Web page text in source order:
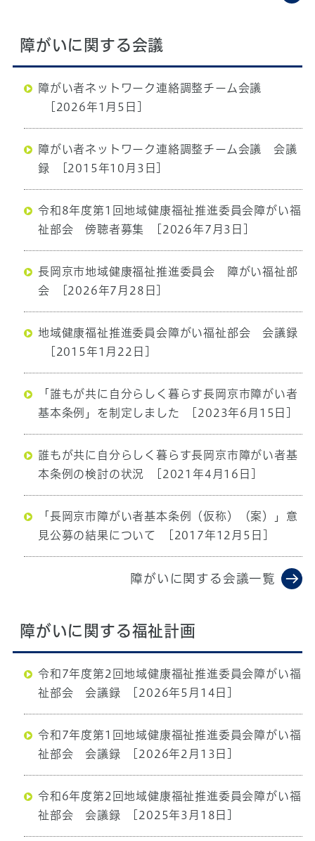
障がいに関する会議
障がい者ネットワーク連絡調整チーム会議
[2026年1月5日]
障がい者ネットワーク連絡調整チーム会議 会議
録
[2015年10月3日]
令和8年度第1回地域健康福祉推進委員会障がい福
祉部会 傍聴者募集
[2026年7月3日]
長岡京市地域健康福祉推進委員会 障がい福祉部
会
[2026年7月28日]
地域健康福祉推進委員会障がい福祉部会 会議録
[2015年1月22日]
「誰もが共に自分らしく暮らす長岡京市障がい者
基本条例」を制定しました
[2023年6月15日]
誰もが共に自分らしく暮らす長岡京市障がい者基
本条例の検討の状況
[2021年4月16日]
「長岡京市障がい者基本条例（仮称）（案）」意
見公募の結果について
[2017年12月5日]
障がいに関する会議一覧
障がいに関する福祉計画
令和7年度第2回地域健康福祉推進委員会障がい福
祉部会 会議録
[2026年5月14日]
令和7年度第1回地域健康福祉推進委員会障がい福
祉部会 会議録
[2026年2月13日]
令和6年度第2回地域健康福祉推進委員会障がい福
祉部会 会議録
[2025年3月18日]